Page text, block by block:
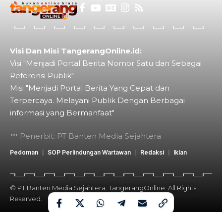
Visi Dan Misi TangerangOnline.id:
Visi "Menjadi Portal Berita Nomor Satu dan Sebagai
Referensi Publik"
Misi "Menjadi Portal Berita Yang Cepat dan
Terpercaya. Melayani Publik Dengan Berbagai
informasi yang Bermanfaat"
Penerbit: PT Banten Media Sejahtera
Pedoman SOP Perlindungan Wartawan Redaksi Iklan
© PT Banten Media Sejahtera. TangerangOnline. All Rights
Reserved.